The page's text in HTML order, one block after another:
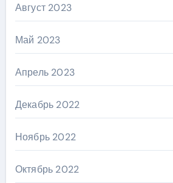
Август 2023
Май 2023
Апрель 2023
Декабрь 2022
Ноябрь 2022
Октябрь 2022